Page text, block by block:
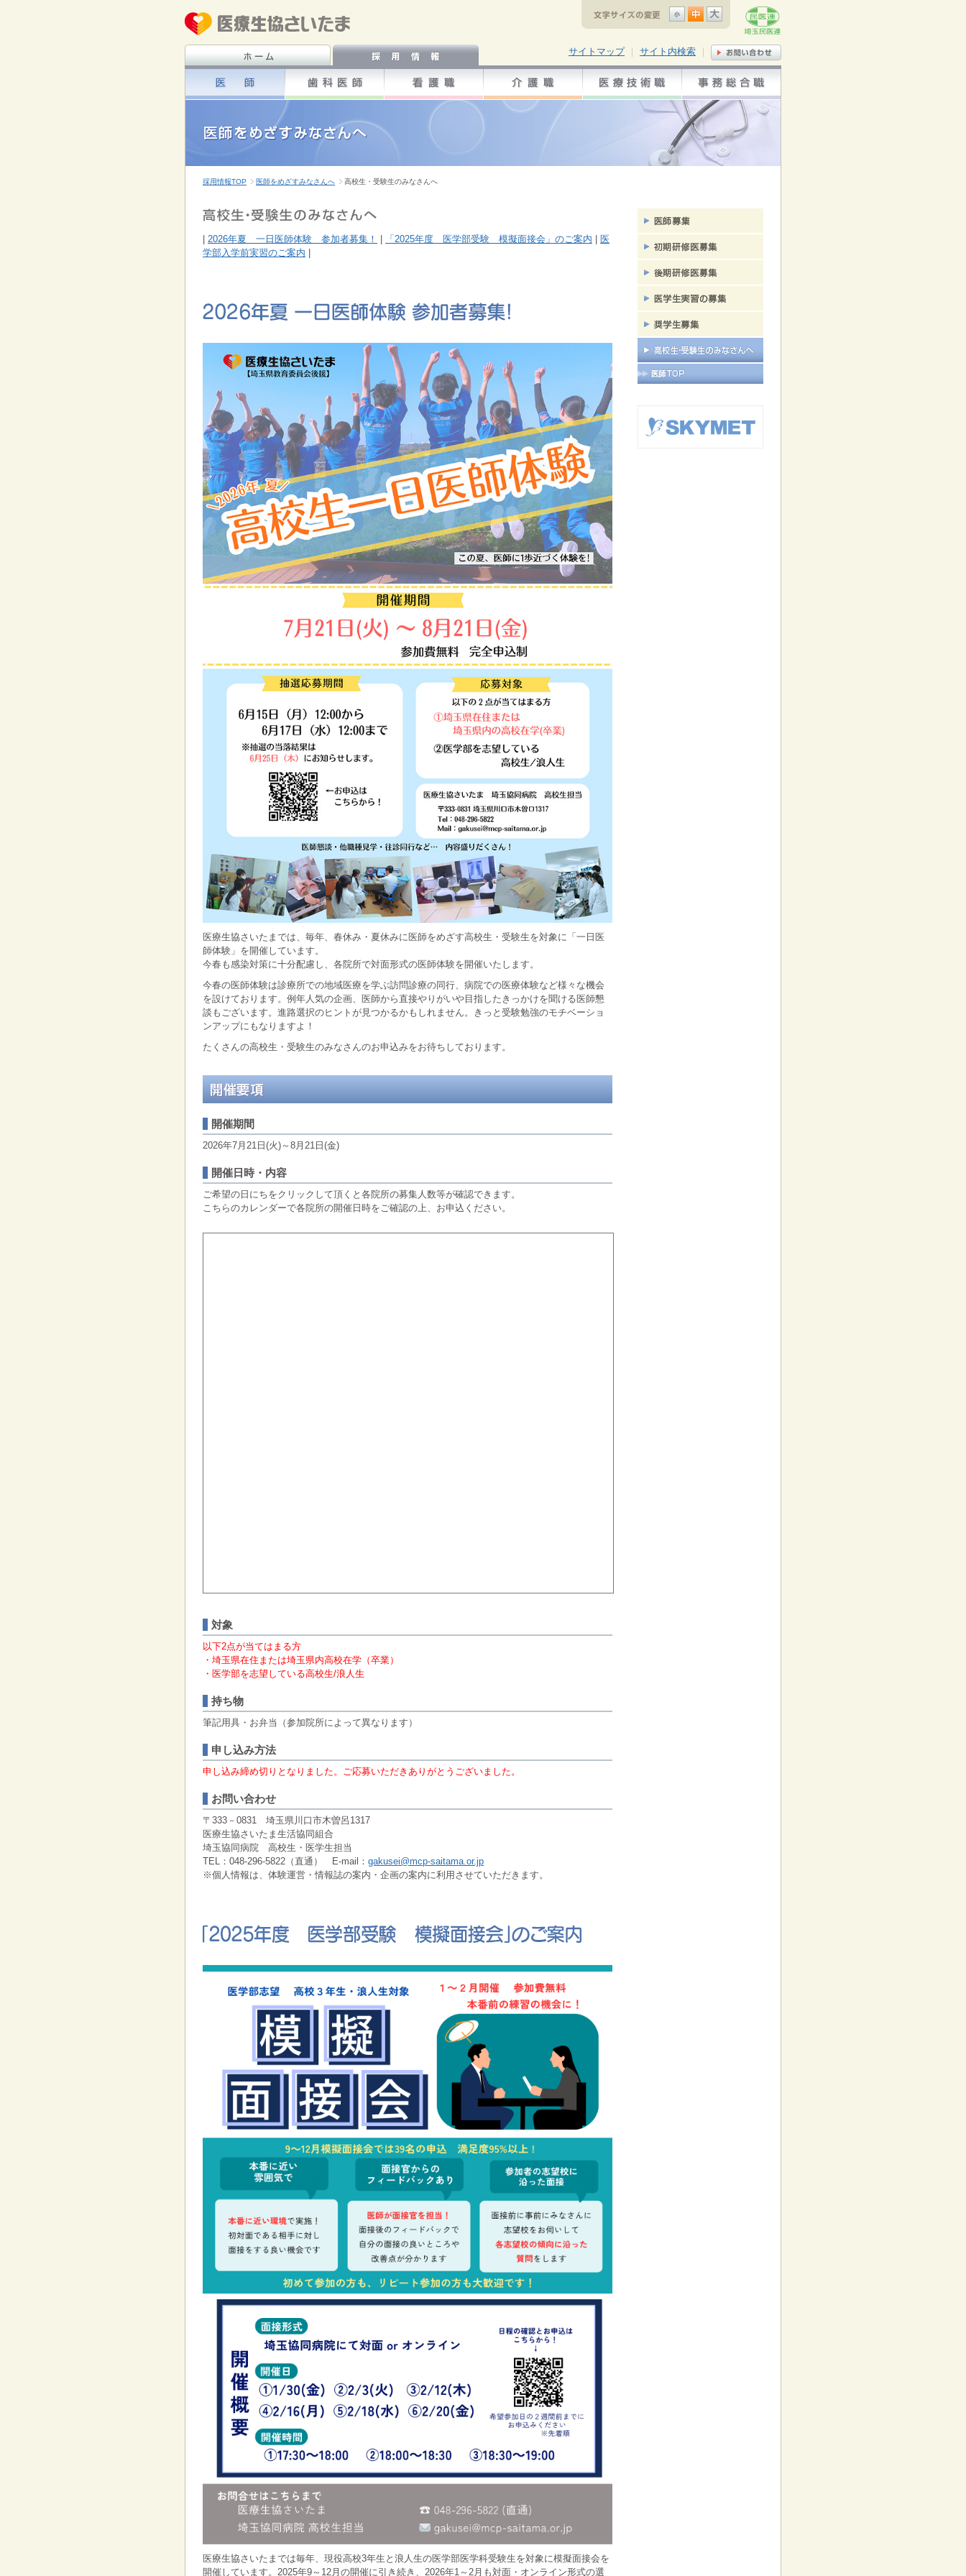
サイトマップ｜ サイト内検索
採用情報TOP 医師をめざすみなさんへ 高校生・受験生のみなさんへ
2026年夏 一日医師体験 参加者募集！ 「2025年度 医学部受験 模擬面接会」のご案内
医
学部入学前実習のご案内
医療生協さいたまでは、毎年、春休み・夏休みに医師をめざす高校生・受験生を対象に「一日医
師体験」を開催しています。
今春も感染対策に十分配慮し、各院所で対面形式の医師体験を開催いたします。
今春の医師体験は診療所での地域医療を学ぶ訪問診療の同行、病院での医療体験など様々な機会
を設けております。例年人気の企画、医師から直接やりがいや目指したきっかけを聞ける医師懇
談もございます。進路選択のヒントが見つかるかもしれません。きっと受験勉強のモチベーショ
ンアップにもなりますよ！
たくさんの高校生・受験生のみなさんのお申込みをお待ちしております。
開催期間
2026年7月21日(火)～8月21日(金)
開催日時・内容
ご希望の日にちをクリックして頂くと各院所の募集人数等が確認できます。
こちらのカレンダーで各院所の開催日時をご確認の上、お申込ください。
対象
以下2点が当てはまる方
・埼玉県在住または埼玉県内高校在学（卒業）
・医学部を志望している高校生/浪人生
持ち物
筆記用具・お弁当（参加院所によって異なります）
申し込み方法
申し込み締め切りとなりました。ご応募いただきありがとうございました。
お問い合わせ
〒333－0831 埼玉県川口市木曽呂1317
医療生協さいたま生活協同組合
埼玉協同病院 高校生・医学生担当
TEL：048-296-5822（直通） E-mail： gakusei@mcp-saitama.or.jp
※個人情報は、体験運営・情報誌の案内・企画の案内に利用させていただきます。
医療生協さいたまでは毎年、現役高校3年生と浪人生の医学部医学科受験生を対象に模擬面接会を
開催しています。2025年9～12月の開催に引き続き、2026年1～2月も対面・オンライン形式の選